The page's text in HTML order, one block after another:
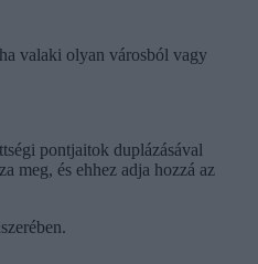
valaki olyan városból vagy
pontjaitok duplázásával
meg, és ehhez adja hozzá az